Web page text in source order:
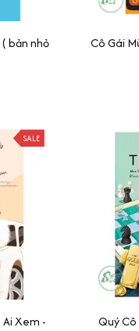
bản nhỏ
Cô Gái
SALE
Ai Xem -
Quý